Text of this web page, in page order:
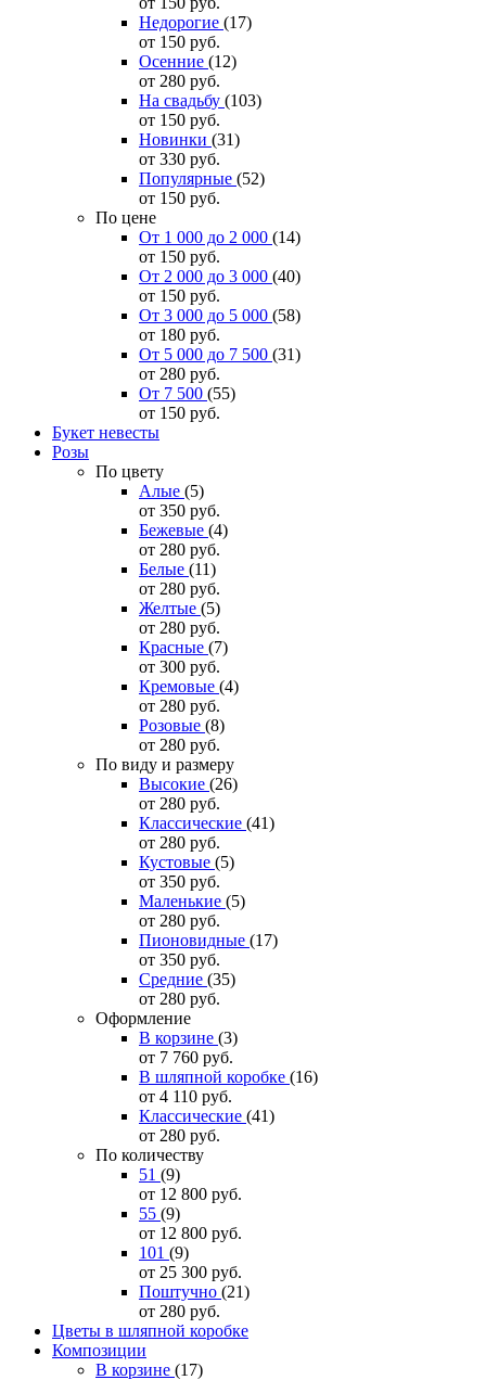
Недорогие (17)
от 150 руб.
Осенние (12)
от 280 руб.
На свадьбу (103)
от 150 руб.
Новинки (31)
от 330 руб.
Популярные (52)
от 150 руб.
По цене
От 1 000 до 2 000 (14)
от 150 руб.
От 2 000 до 3 000 (40)
от 150 руб.
От 3 000 до 5 000 (58)
от 180 руб.
От 5 000 до 7 500 (31)
от 280 руб.
От 7 500 (55)
от 150 руб.
Букет невесты
Розы
По цвету
Алые (5)
от 350 руб.
Бежевые (4)
от 280 руб.
Белые (11)
от 280 руб.
Желтые (5)
от 280 руб.
Красные (7)
от 300 руб.
Кремовые (4)
от 280 руб.
Розовые (8)
от 280 руб.
По виду и размеру
Высокие (26)
от 280 руб.
Классические (41)
от 280 руб.
Кустовые (5)
от 350 руб.
Маленькие (5)
от 280 руб.
Пионовидные (17)
от 350 руб.
Средние (35)
от 280 руб.
Оформление
В корзине (3)
от 7 760 руб.
В шляпной коробке (16)
от 4 110 руб.
Классические (41)
от 280 руб.
По количеству
51 (9)
от 12 800 руб.
55 (9)
от 12 800 руб.
101 (9)
от 25 300 руб.
Поштучно (21)
от 280 руб.
Цветы в шляпной коробке
Композиции
В корзине (17)